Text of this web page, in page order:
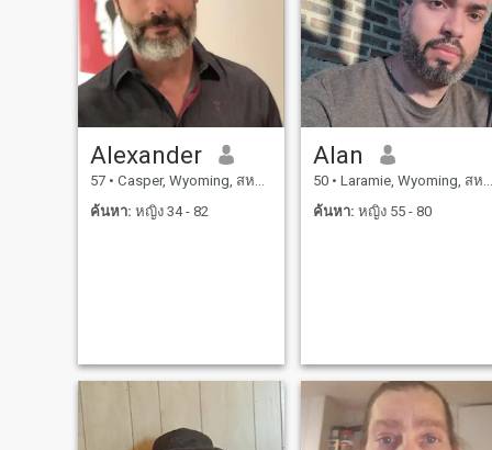
ลูกสาวผมเป็นศัลยแพทย์ และ
ลูกชายผมเป็นนักบินเหมือน
ผม ผมภูมิใจในลูกๆของผม
มาก เราสามารถพบกันที่ไหน
และดูว่าเรามีเคมี ฉันรักการ
ชอบการเดินทาง ฉันหวังที่จะ
หาแฟน ที่มีลูกที่โตขึ้น หรือมี
ลูกโตขึ้น ที่ไม่อยู่บ้าน ฉันชอบ
สื่อสารเป็นสิ่งสําคัญ ถ้าคุณกํา
ลังมองหาใครสักคน ที่จะ
สนับสนุนลูกของคุณ ผมไม่ใช่
คนของคุณ ผมมีวีซ่าจีน หาก
Alexander
57 • Casper, Wyoming, สหรัฐอเมริกา
ค้นหา: หญิง 34 - 82
Alan
50 • Laramie, Wyoming, สหรัฐอเมริกา
ค้นหา: หญิง 55 - 80